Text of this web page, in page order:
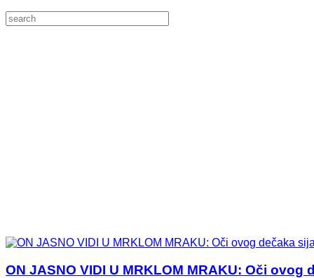
ON JASNO VIDI U MRKLOM MRAKU: Oči